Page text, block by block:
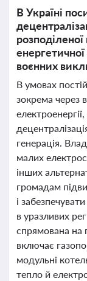
В Україні
енергетичної
воєнних
В умовах
зокрема через
генерація.
малих
інших
громадам
і
в уразливих
спрямована на
включає
модульні
тепло й